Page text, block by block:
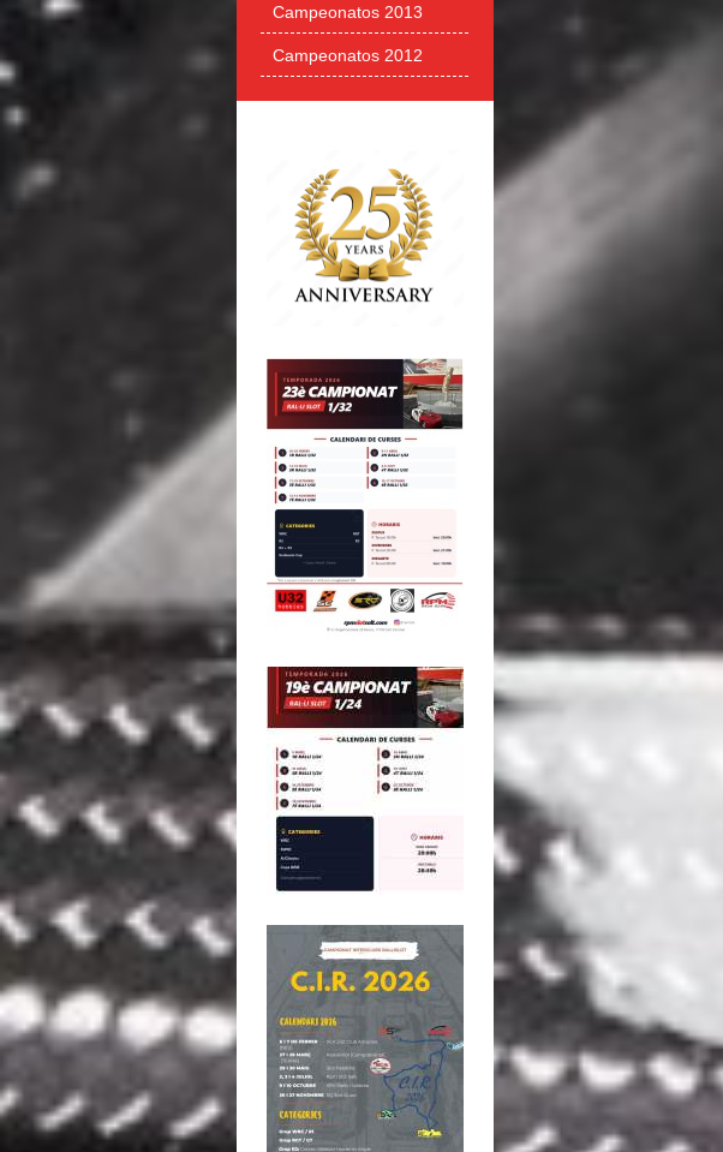
Campeonatos 2013
Campeonatos 2012